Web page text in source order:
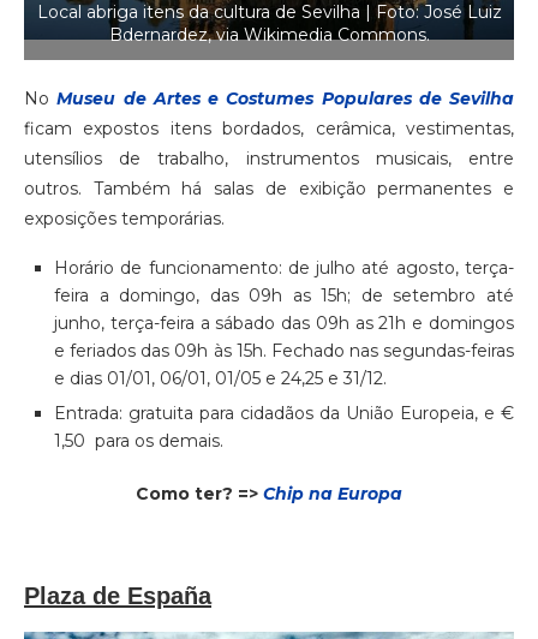
Local abriga itens da cultura de Sevilha | Foto: José Luiz
Bdernardez, via Wikimedia Commons.
NoMuseu de Artes e Costumes Populares de Sevilha
ficam expostos itens bordados, cerâmica, vestimentas,
utensílios de trabalho, instrumentos musicais, entre
outros. Também há salas de exibição permanentes e
exposições temporárias.
Horário de funcionamento: de julho até agosto, terça-
feira a domingo, das 09h as 15h; de setembro até
junho, terça-feira a sábado das 09h as 21h e domingos
e feriados das 09h às 15h. Fechado nas segundas-feiras
e dias 01/01, 06/01, 01/05 e 24,25 e 31/12.
Entrada: gratuita para cidadãos da União Europeia, e €
1,50 para os demais.
Como ter? => Chip na Europa
Plaza de España